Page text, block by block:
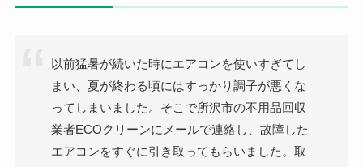
以前猛暑が続いた時にエアコンを使いすぎてし
まい、夏が終わる頃にはすっかり調子が悪くな
ってしまいました。そこで所沢市の不用品回収
業者ECOクリーンにメールで連絡し、故障した
エアコンをすぐに引き取ってもらいました。取